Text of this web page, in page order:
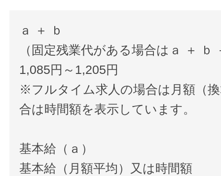
ａ ＋ ｂ
（固定残業代がある場合はａ ＋ ｂ
1,085円～1,205円
※フルタイム求人の場合は月額（
合は時間額を表示しています。
基本給（ａ）
基本給（月額平均）又は時間額